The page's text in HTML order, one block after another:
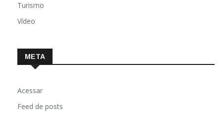
Turismo
Vídeo
META
Acessar
Feed de posts